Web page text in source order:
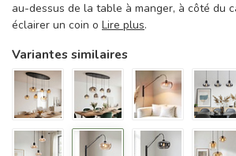
au-dessus de la table à manger, à côté du
éclairer un coin o Lire plus.
Variantes similaires